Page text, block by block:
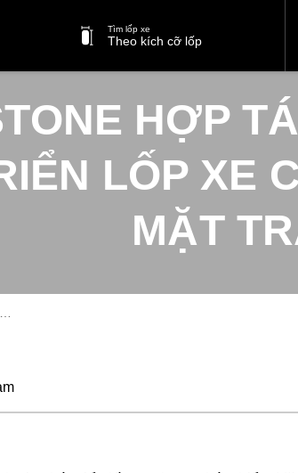
Tìm lốp xe
Theo kích cỡ lốp
HỢP
LỐP XE
MẶT
/